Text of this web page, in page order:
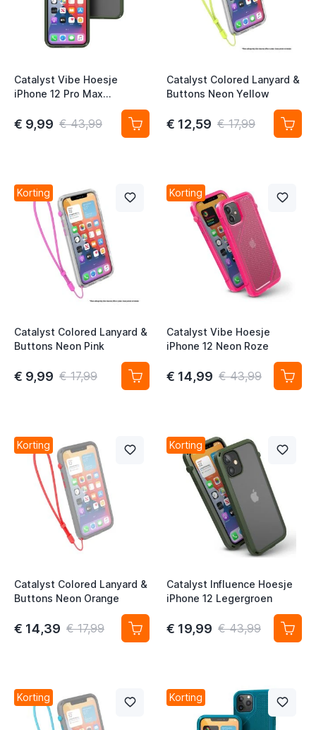
Catalyst Vibe Hoesje
iPhone 12 Pro Max
€ 9,99 € 43,99
Catalyst Colored Lanyard &
Buttons Neon Yellow
€ 12,59 € 17,99
Korting
Catalyst Colored Lanyard &
Buttons Neon Pink
€ 9,99 € 17,99
Korting
Catalyst Vibe Hoesje
iPhone 12 Neon Roze
€ 14,99 € 43,99
Korting
Catalyst Colored Lanyard &
Buttons Neon Orange
€ 14,39 € 17,99
Korting
Catalyst Influence Hoesje
iPhone 12 Legergroen
€ 19,99 € 43,99
Korting Korting